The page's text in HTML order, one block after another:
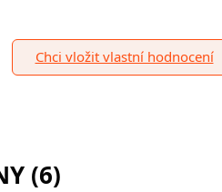
Chci vložit vlastní hodnocení
(6)